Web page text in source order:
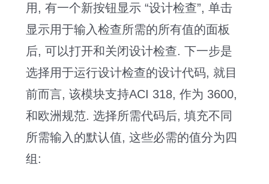
用, 有一个新按钮显示 “设计检查”, 单击
显示用于输入检查所需的所有值的面板
后, 可以打开和关闭设计检查. 下一步是
选择用于运行设计检查的设计代码, 就目
前而言, 该模块支持ACI 318, 作为 3600,
和欧洲规范. 选择所需代码后, 填充不同
所需输入的默认值, 这些必需的值分为四
组: